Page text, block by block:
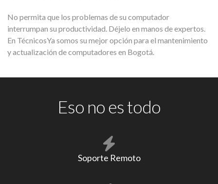
No permita que los problemas de su computador
interrumpan su productividad. Déjelo en manos de expertos.
En TécnicosYa somos su mejor opción para el mantenimiento
y actualización de computadores en Bogotá.
Eso no es todo
Soporte Remoto